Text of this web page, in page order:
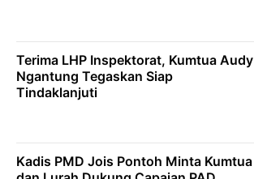
Terima LHP Inspektorat, Kumtua Audy
Ngantung Tegaskan Siap
Tindaklanjuti
Kadis PMD Jois Pontoh Minta Kumtua